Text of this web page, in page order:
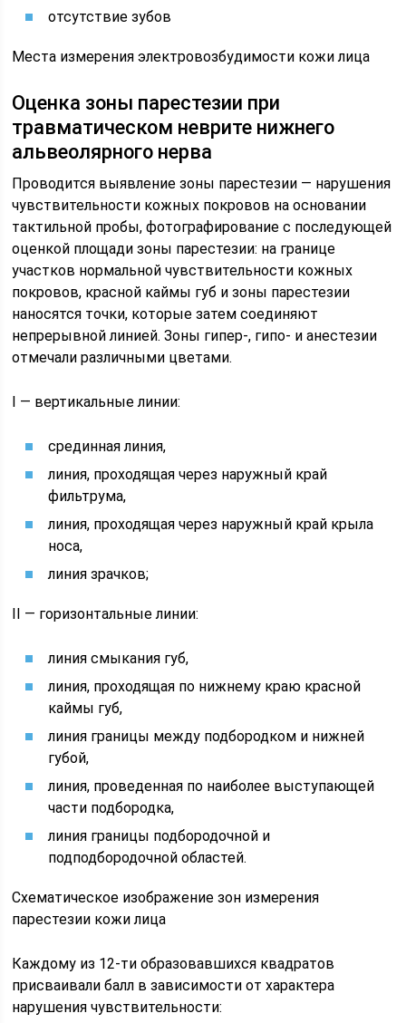
отсутствие зубов
Места измерения электровозбудимости кожи лица
Оценка зоны парестезии при
травматическом неврите нижнего
альвеолярного нерва
Проводится выявление зоны парестезии — нарушения
чувствительности кожных покровов на основании
тактильной пробы, фотографирование с последующей
оценкой площади зоны парестезии: на границе
участков нормальной чувствительности кожных
покровов, красной каймы губ и зоны парестезии
наносятся точки, которые затем соединяют
непрерывной линией. Зоны гипер-, гипо- и анестезии
отмечали различными цветами.
I — вертикальные линии:
срединная линия,
линия, проходящая через наружный край
фильтрума,
линия, проходящая через наружный край крыла
носа,
линия зрачков;
II — горизонтальные линии:
линия смыкания губ,
линия, проходящая по нижнему краю красной
каймы губ,
линия границы между подбородком и нижней
губой,
линия, проведенная по наиболее выступающей
части подбородка,
линия границы подбородочной и
подподбородочной областей.
Схематическое изображение зон измерения
парестезии кожи лица
Каждому из 12-ти образовавшихся квадратов
присваивали балл в зависимости от характера
нарушения чувствительности: